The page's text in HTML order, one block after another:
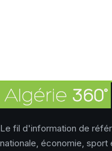
Le fil d'information de
nationale, économie, sport